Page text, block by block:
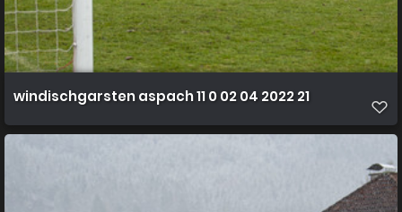
windischgarsten aspach 11 0 02 04 2022 21